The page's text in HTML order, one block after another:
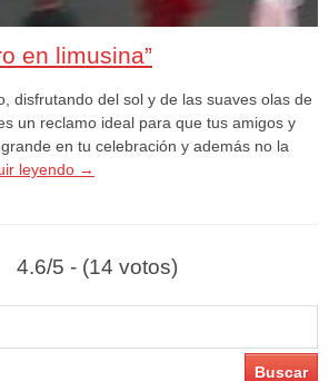
en limusina”
disfrutando del sol y de las suaves olas de
un reclamo ideal para que tus amigos y
en tu celebración y además no la
leyendo →
4.6/5 - (14 votos)